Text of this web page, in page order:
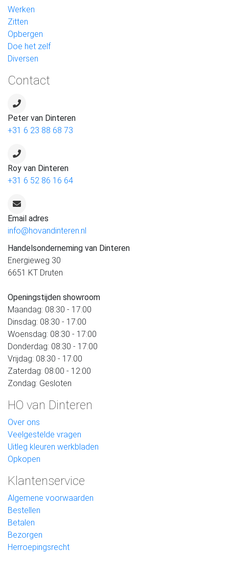
Werken
Zitten
Opbergen
Doe het zelf
Diversen
Contact
Peter van Dinteren
+31 6 23 88 68 73
Roy van Dinteren
+31 6 52 86 16 64
Email adres
info@hovandinteren.nl
Handelsonderneming van Dinteren
Energieweg 30
6651 KT Druten
Openingstijden showroom
Maandag: 08:30 - 17:00
Dinsdag: 08:30 - 17:00
Woensdag: 08:30 - 17:00
Donderdag: 08:30 - 17:00
Vrijdag: 08:30 - 17:00
Zaterdag: 08:00 - 12:00
Zondag: Gesloten
HO van Dinteren
Over ons
Veelgestelde vragen
Uitleg kleuren werkbladen
Opkopen
Klantenservice
Algemene voorwaarden
Bestellen
Betalen
Bezorgen
Herroepingsrecht